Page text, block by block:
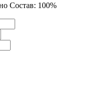
Состав: 100%